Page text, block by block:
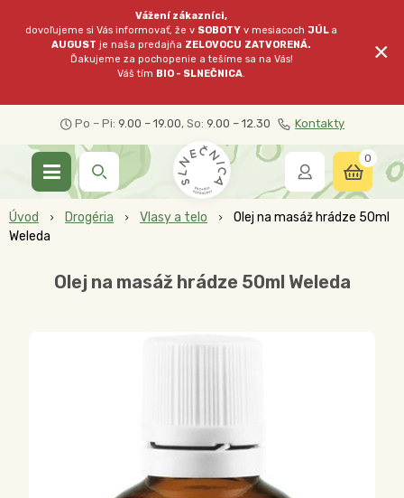
Vážení zákazníci,
dovoľujeme si Vás informovať, že v SOBOTY v mesiacochJÚL a
AUGUST je naša predajňa ZELOVOCU ZATVORENÁ.
Ďakujeme za pochopenie a tešíme sa na Vás!
Váš tím BIO - SLNEČNICA.
×
Po – Pi: 9.00 – 19.00, So: 9.00 – 12.30 Kontakty
0
Úvod Drogéria Vlasy a telo
Olej na masáž hrádze 50ml
Weleda
Olej na masáž hrádze 50ml Weleda